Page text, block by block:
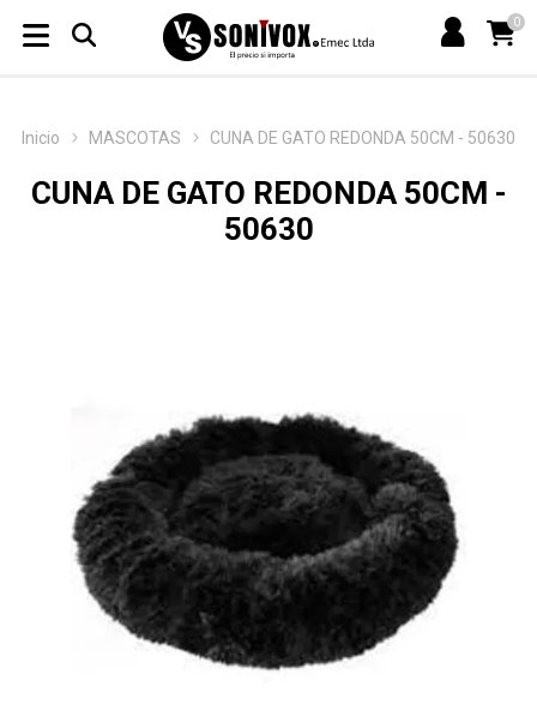
0
Inicio MASCOTAS CUNA DE GATO REDONDA 50CM - 50630
CUNA DE GATO REDONDA 50CM -
50630